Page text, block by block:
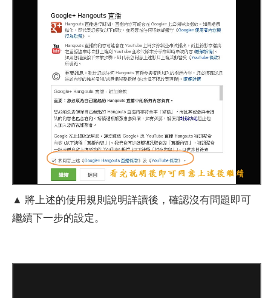
▲ 將上述的使用規則說明詳讀後，確認沒有問題即可
繼續下一步的設定。